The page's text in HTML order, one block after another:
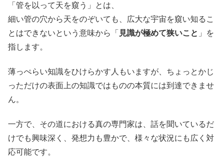
「管を以って天を窺う」とは、
細い管の穴から天をのぞいても、広大な宇宙を窺い知るこ
とはできないという意味から「 見識が極めて狭いこと 」を
指します。
薄っぺらい知識をひけらかす人もいますが、ちょっとかじ
っただけの表面上の知識ではものの本質には到達できませ
ん。
一方で、その道における真の専門家は、話を聞いているだ
けでも興味深く、発想力も豊かで、様々な状況にも広く対
応可能です。